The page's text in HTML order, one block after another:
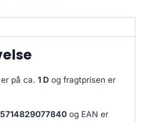
på ca. 1 D og fragtprisen er
5714829077840 og EAN er